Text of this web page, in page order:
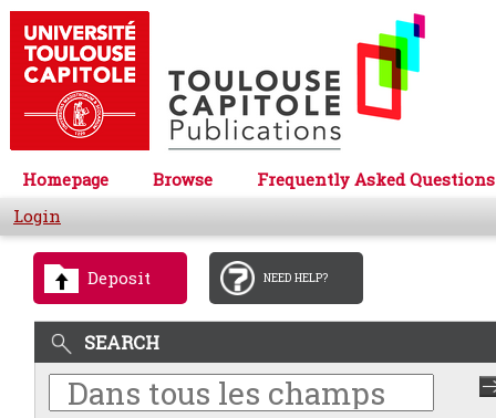
Homepage Browse
Frequently Asked Questions
Login
Deposit NEED HELP?
SEARCH